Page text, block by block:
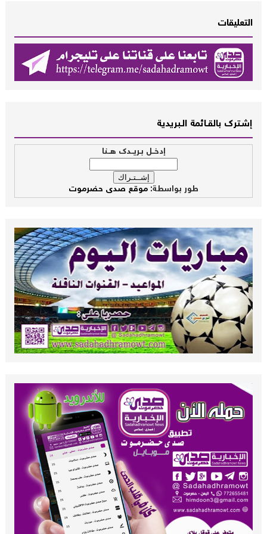
التعليقات
إشــترك بالقـــائمة الــبريدية
إدخــل بـريــدك هــنا
طور بواسطة:موقع صدى حضرموت